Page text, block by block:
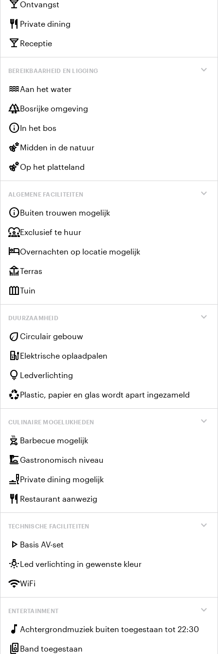
local_bar Ontvangst
restaurant Private dining
local_bar Receptie
expand_more
BEREIKBAARHEID EN LIGGING
waterAan het water
forestBosrijke omgeving
infoIn het bos
emoji_natureMidden in de natuur
emoji_natureOp het platteland
expand_more
ALGEMENE FACILITEITEN
infoBuiten trouwen mogelijk
diversity_1Exclusief te huur
hotelOvernachten op locatie mogelijk
deckTerras
outdoor_gardenTuin
expand_more
DUURZAAMHEID
eco Circulair gebouw
ev_chargerElektrische oplaadpalen
lightbulb Ledverlichting
recyclingPlastic, papier en glas wordt apart ingezameld
expand_more
CULINAIRE MOGELIJKHEDEN
outdoor_grill Barbecue mogelijk
dinner_diningGastronomisch niveau
brunch_diningPrivate dining mogelijk
restaurant Restaurant aanwezig
expand_more
TECHNISCHE FACILITEITEN
play_arrow Basis AV-set
wb_incandescentLed verlichting in gewenste kleur
wifiWiFi
expand_more
ENTERTAINMENT
music_note Achtergrondmuziek buiten toegestaan tot 22:30
speaker_group Band toegestaan